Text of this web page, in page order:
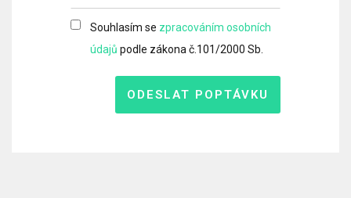
Souhlasím se zpracováním osobních
údajů podle zákona č.101/2000 Sb.
ODESLAT POPTÁVKU